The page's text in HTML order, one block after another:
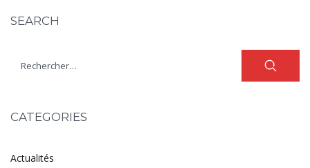
SEARCH
CATEGORIES
Actualités